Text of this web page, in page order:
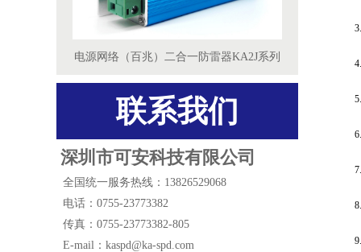
电源网络（百兆）二合一防雷器KA2J系列
联系我们
深圳市可安科技有限公司
全国统一服务热线：13826529068
电话：0755-23773382
传真：0755-23773382-805
E-mail：kaspd@ka-spd.com